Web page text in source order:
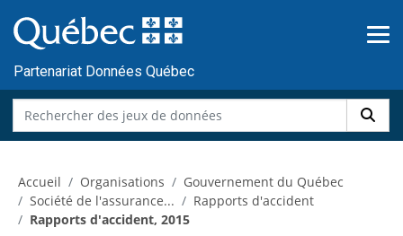
au
contenu
Partenariat Données Québec
Accueil Organisations
Gouvernement du Québec
Société de l'assurance...
Rapports d'accident
Rapports d'accident, 2015